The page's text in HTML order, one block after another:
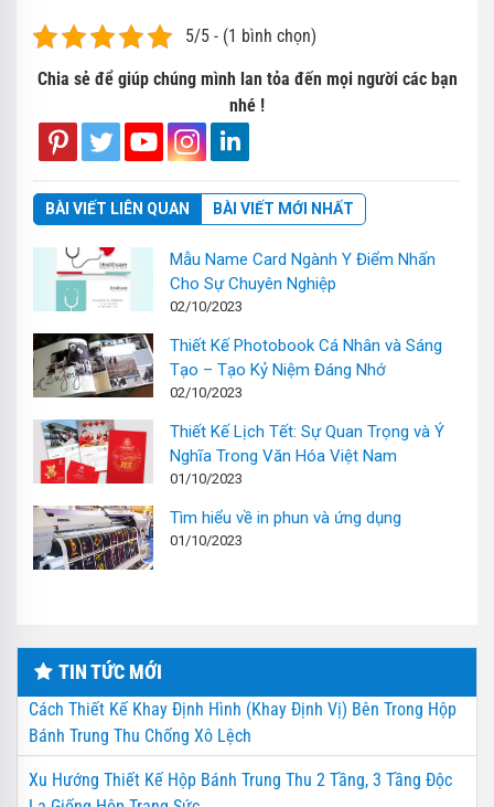
5/5 - (1 bình chọn)
Chia sẻ để giúp chúng mình lan tỏa đến mọi người các bạn
nhé !
BÀI VIẾT LIÊN QUAN BÀI VIẾT MỚI NHẤT
Mẫu Name Card Ngành Y Điểm Nhấn
Cho Sự Chuyên Nghiệp
02/10/2023
Thiết Kế Photobook Cá Nhân và Sáng
Tạo – Tạo Kỷ Niệm Đáng Nhớ
02/10/2023
Thiết Kế Lịch Tết: Sự Quan Trọng và Ý
Nghĩa Trong Văn Hóa Việt Nam
01/10/2023
Tìm hiểu về in phun và ứng dụng
01/10/2023
TIN TỨC MỚI
Cách Thiết Kế Khay Định Hình (Khay Định Vị) Bên Trong Hộp
Bánh Trung Thu Chống Xô Lệch
Xu Hướng Thiết Kế Hộp Bánh Trung Thu 2 Tầng, 3 Tầng Độc